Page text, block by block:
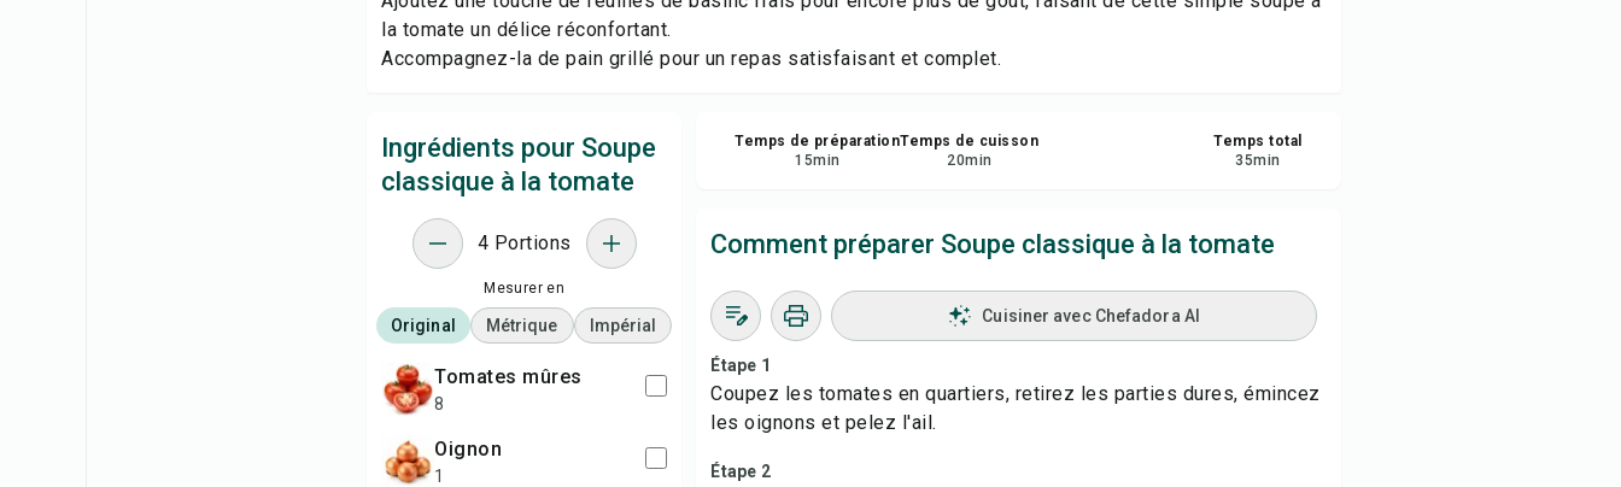
la tomate un délice réconfortant.
Accompagnez-la de pain grillé pour un repas satisfaisant et complet.
Ingrédients pour Soupe
classique à la tomate
4 Portions
Mesurer en
Original Métrique Impérial
Tomates mûres
8
Oignon
1
Temps de préparation
15min
Temps de cuisson
20min
Temps total
35min
Comment préparer Soupe classique à la tomate
Cuisiner avec Chefadora AI
Étape 1
Coupez les tomates en quartiers, retirez les parties dures, émincez
les oignons et pelez l'ail.
Étape 2